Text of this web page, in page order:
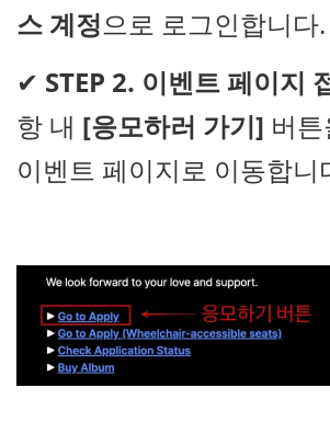
스 계정으로 로그인합니다.
✔ STEP 2. 이벤트 페이지
항 내 [응모하러 가기] 버
이벤트 페이지로 이동합니